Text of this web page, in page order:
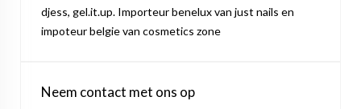
djess, gel.it.up. Importeur benelux van just nails en
impoteur belgie van cosmetics zone
Neem contact met ons op